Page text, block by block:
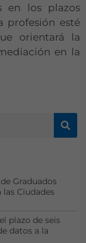
en los plazos
profesión esté
orientará la
en la
Graduados
Ciudades
plazo de seis
datos a la